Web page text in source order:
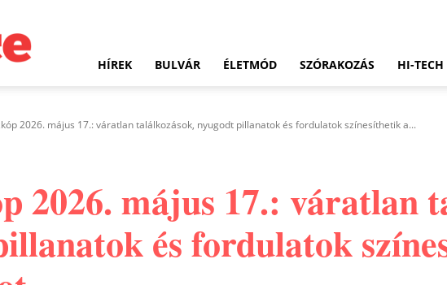
HÍREK BULVÁR ÉLETMÓD SZÓRAKOZÁS HI-TECH
2026. május 17.: váratlan találkozások, nyugodt pillanatok és fordulatok színesíthetik a...
2026. május 17.: váratlan
és fordulatok